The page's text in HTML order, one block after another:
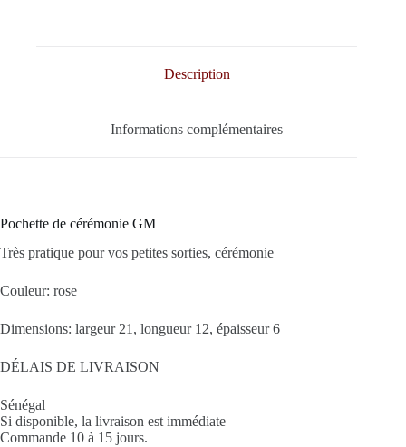
Description
Informations complémentaires
Pochette de cérémonie GM
Très pratique pour vos petites sorties, cérémonie
Couleur: rose
Dimensions: largeur 21, longueur 12, épaisseur 6
DÉLAIS DE LIVRAISON
Sénégal
Si disponible, la livraison est immédiate
Commande 10 à 15 jours.